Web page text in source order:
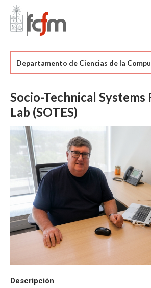
Estudiantes
Académicas/os
Departamento de Ciencias de la
Socio-Technical Systems
Lab (SOTES)
Descripción